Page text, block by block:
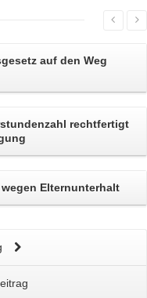
auf den Weg
rechtfertigt
wegen Elternunterhalt